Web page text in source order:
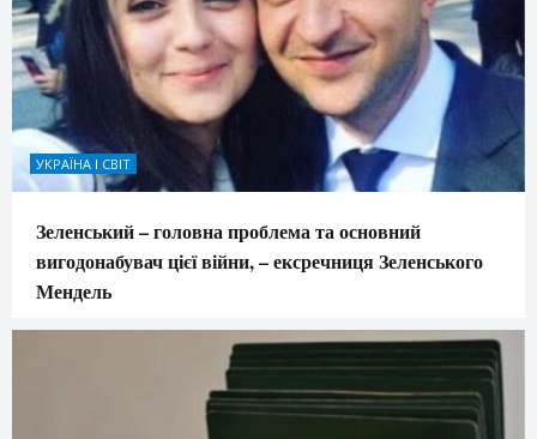
УКРАЇНА І СВІТ
Зеленський – головна проблема та основний
вигодонабувач цієї війни, – ексречниця Зеленського
Мендель